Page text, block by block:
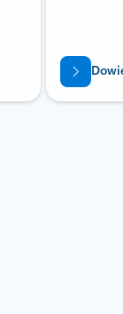
Szybki start i
Szybki